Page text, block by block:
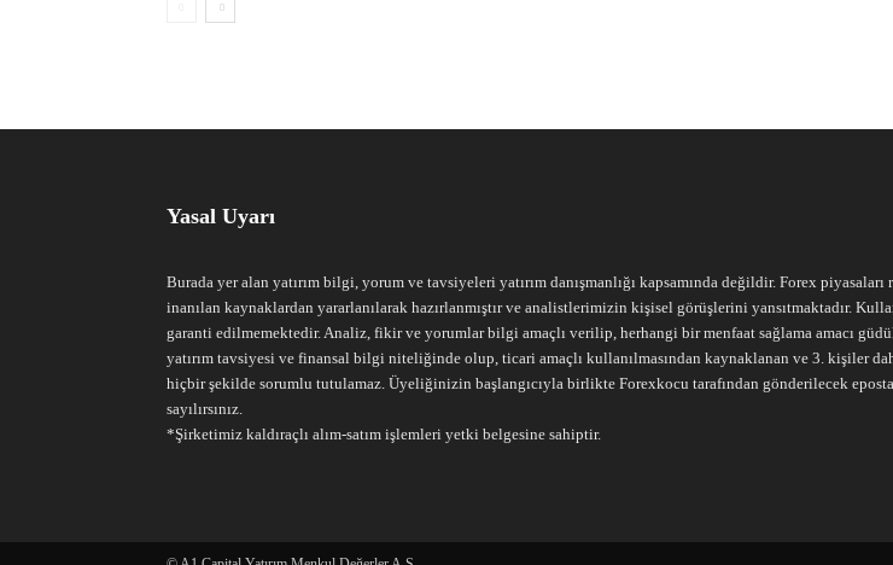
Yasal Uyarı
Burada yer alan yatırım bilgi, yorum ve tavsiyeleri yatırım danışmanlığı kapsamında değildir. Forex
inanılan kaynaklardan yararlanılarak hazırlanmıştır ve analistlerimizin kişisel görüşlerini yansıtmaktadır.
garanti edilmemektedir. Analiz, fikir ve yorumlar bilgi amaçlı verilip, herhangi bir menfaat sağlama amacı
yatırım tavsiyesi ve finansal bilgi niteliğinde olup, ticari amaçlı kullanılmasından kaynaklanan ve 3. kişiler
hiçbir şekilde sorumlu tutulamaz. Üyeliğinizin başlangıcıyla birlikte Forexkocu tarafından gönderilecek
sayılırsınız.
*Şirketimiz kaldıraçlı alım-satım işlemleri yetki belgesine sahiptir.